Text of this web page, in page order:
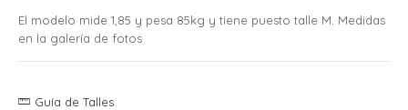
El modelo mide 1,85 y pesa 85kg y tiene puesto talle M. Medidas
en la galería de fotos
Guía de Talles